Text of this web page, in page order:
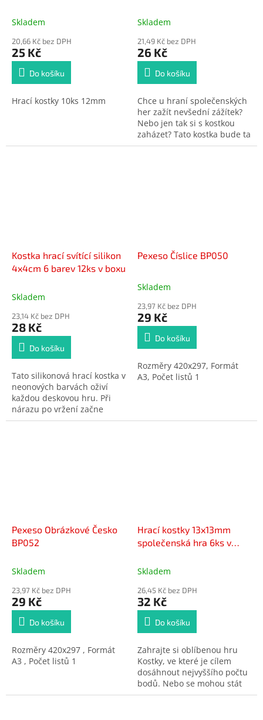
Skladem
20,66 Kč bez DPH
25 Kč
Do košíku
Hrací kostky 10ks 12mm
Skladem
21,49 Kč bez DPH
26 Kč
Do košíku
Chce u hraní společenských
her zažít nevšední zážítek?
Nebo jen tak si s kostkou
zaházet? Tato kostka bude ta
pravá! Je ze silikonu a při
Kostka hrací svítící silikon
4x4cm 6 barev 12ks v boxu
Skladem
23,14 Kč bez DPH
28 Kč
Do košíku
Tato silikonová hrací kostka v
neonových barvách oživí
každou deskovou hru. Při
nárazu po vržení začne
kostka svítit. Kostka se
Pexeso Číslice BP050
Průměrné
produktu
je
5,0
hvězdiček.
Skladem
23,97 Kč bez DPH
29 Kč
Do košíku
Rozměry 420x297, Formát
A3, Počet listů 1
Pexeso Obrázkové Česko
BP052
Skladem
23,97 Kč bez DPH
29 Kč
Do košíku
Rozměry 420x297 , Formát
A3 , Počet listů 1
Hrací kostky 13x13mm
společenská hra 6ks v
Skladem
26,45 Kč bez DPH
32 Kč
Do košíku
Zahrajte si oblíbenou hru
Kostky, ve které je cílem
dosáhnout nejvyššího počtu
bodů. Nebo se mohou stát
součástí zábavných